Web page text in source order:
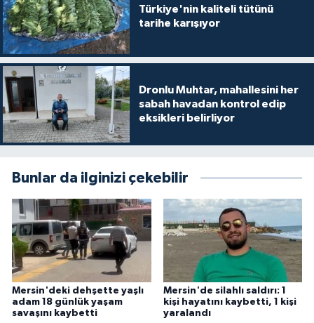
Türkiye'nin kaliteli tütünü
tarihe karışıyor
Dronlu Muhtar, mahallesini her
sabah havadan kontrol edip
eksikleri belirliyor
Bunlar da ilginizi çekebilir
Mersin'deki dehşette yaşlı
adam 18 günlük yaşam
savaşını kaybetti
Mersin'de silahlı saldırı: 1
kişi hayatını kaybetti, 1 kişi
yaralandı